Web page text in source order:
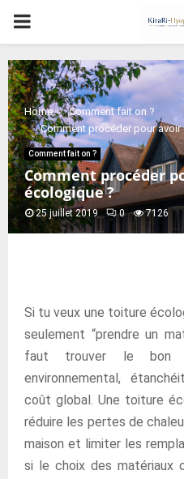
PRIMARY
MENU
Home
Comment fait on ?
Comment procéder pour
Comment fait on ?
Comment procéder
écologique ?
25 juillet 2019 0 7126
Si tu veux une toiture
seulement “prendre un
faut trouver le bon
environnemental,
coût global. Une toiture
réduire les pertes de
maison et limiter les
si le choix des